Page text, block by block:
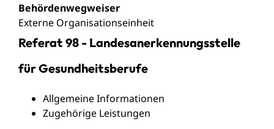
Behördenwegweiser
Externe Organisationseinheit
Referat 98 - Landesanerkennungsstelle
für Gesundheitsberufe
Allgemeine Informationen
Zugehörige Leistungen